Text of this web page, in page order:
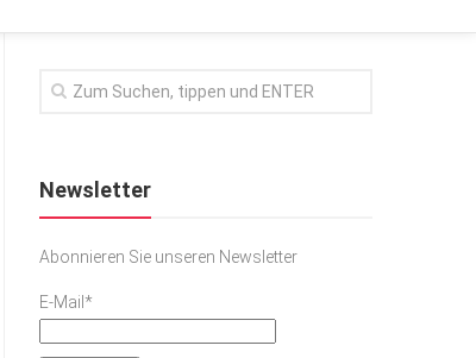
Newsletter
Abonnieren Sie unseren Newsletter
E-Mail*